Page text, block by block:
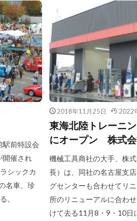
駅前特設会
開催され
シックカ
名車、珍
。
2018年11月25日 2022
東海北陸トレーニ
にオープン 株式会
機械工具商社の大手、株
長）は、同社の名古屋支
グセンターも合わせてリ
所のリニューアルに合わ
けて去る11月8・9・10日